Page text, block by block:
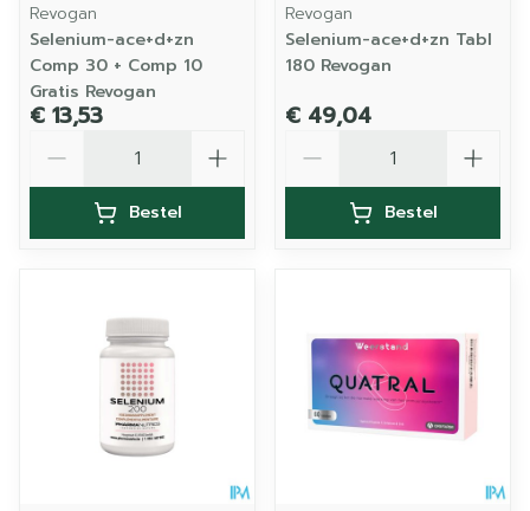
Revogan
Selenium-ace+d+zn
Comp 30 + Comp 10
Gratis Revogan
€ 13,53
Bestel
Revogan
Selenium-ace+d+zn Tabl
180 Revogan
€ 49,04
Bestel